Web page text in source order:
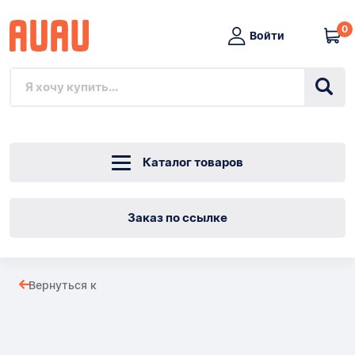
Войти
0
Каталог товаров
Заказ по ссылке
Вернуться к